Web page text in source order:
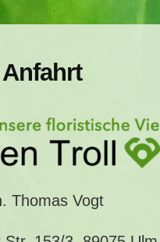
Anfahrt
Thomas Vogt